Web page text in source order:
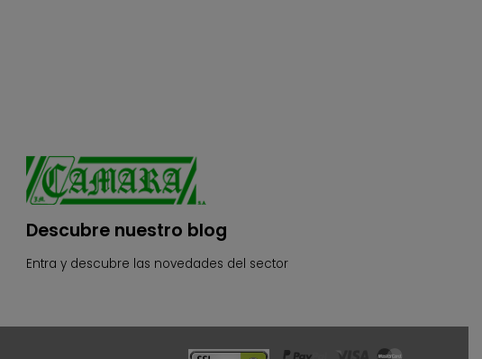
Descubre nuestro blog
Entra y descubre las novedades del sector